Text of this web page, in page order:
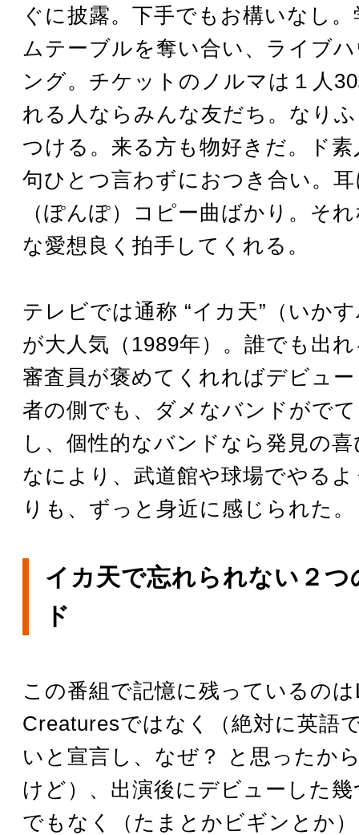
ぐに披露。下手でもお構いなし
ムテーブルを奪い合い、ライブ
ング。チケットのノルマは１人
れる人ならみんな友だち。なり
つける。来る方も物好きだ。ド
句ひとつ言わずにおつき合い。
（ぽんぽ）コピー曲ばかり。そ
な愛想良く拍手してくれる。
テレビでは通称 “イカ天”（いか
が大人気（1989年）。誰でも出れ
審査員が褒めてくれればデビュ
者の側でも、ダメなバンドがで
し、個性的なバンドなら発見の
なにより、武道館や球場でやる
りも、ずっと身近に感じられた。
イカ天で忘れられない２つ
ド
この番組で記憶に残っているの
Creaturesではなく（絶対に英語
いと宣言し、なぜ？ と思ったか
けど）、出演後にデビューした
でもなく（たまとかビギンとか